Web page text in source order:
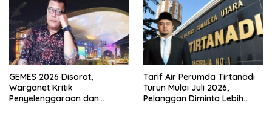
GEMES 2026 Disorot,
Warganet Kritik
Penyelenggaraan dan
Tarif Air Perumda Tirtanadi
Turun Mulai Juli 2026,
Pelanggan Diminta Lebih